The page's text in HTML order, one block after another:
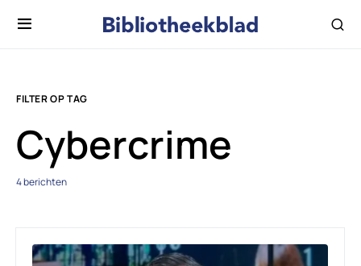
FILTER OP TAG
Cybercrime
4 berichten